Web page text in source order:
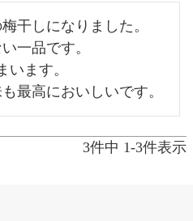
干しになりました。
一品です。
います。
3件中 1-3件表示